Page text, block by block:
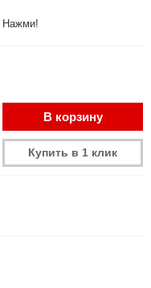
Нажми!
В корзину
Купить в 1 клик